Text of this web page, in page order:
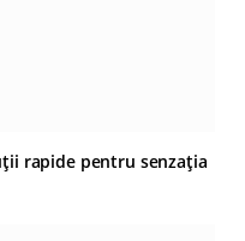
rapide pentru senzația